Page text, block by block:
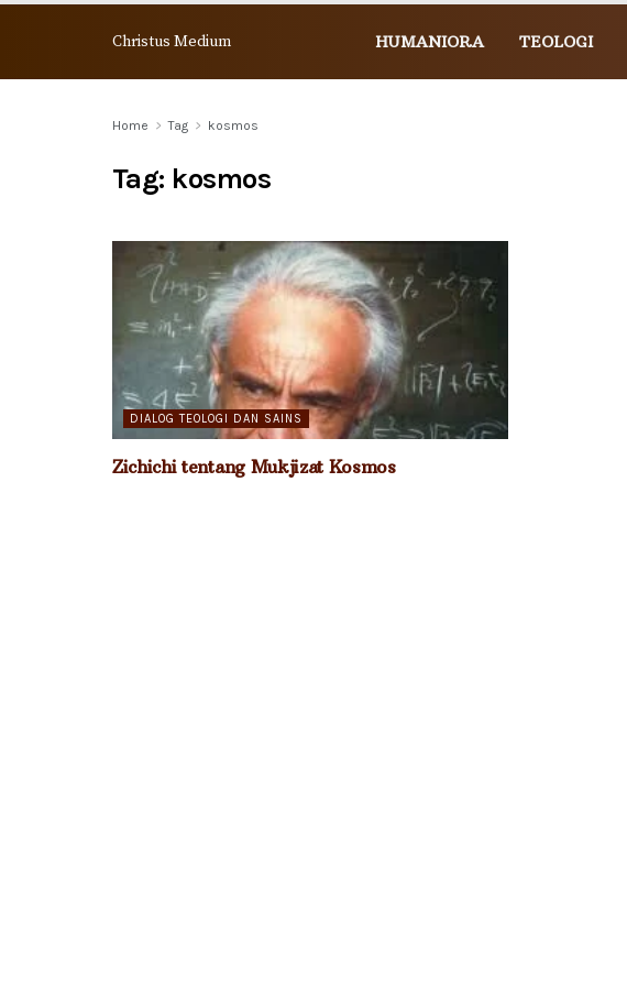
Christus Medium HUMANIORA TEOLOGI
Home Tag kosmos
Tag: kosmos
DIALOG TEOLOGI DAN SAINS
Zichichi tentang Mukjizat Kosmos